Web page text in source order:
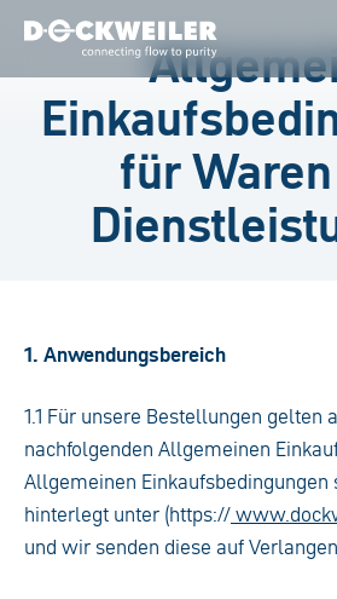
Landing page
für
1. Anwendungsbereich
1.1 Für unsere Bestellungen gelten
nachfolgenden Allgemeinen
Allgemeinen Einkaufsbedingungen
hinterlegt unter (https://
und wir senden diese auf